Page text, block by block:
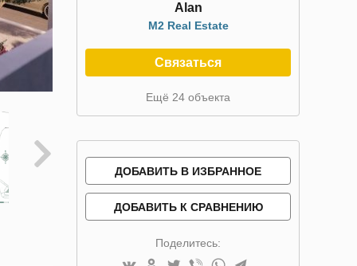
Alan
M2 Real Estate
Связаться
Ещё 24 объекта
ДОБАВИТЬ В ИЗБРАННОЕ
ДОБАВИТЬ К СРАВНЕНИЮ
Поделитесь: